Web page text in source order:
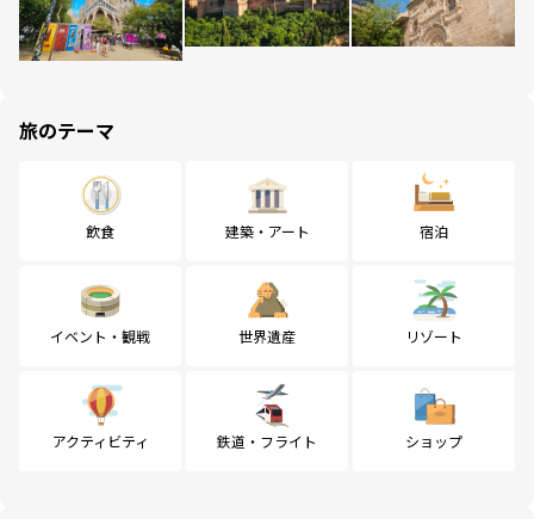
旅のテーマ
飲食 建築・アート 宿泊
イベント・観戦 世界遺産 リゾート
アクティビティ 鉄道・フライト ショップ